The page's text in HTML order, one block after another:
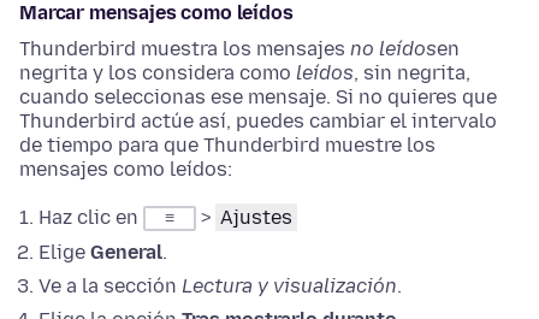
Marcar mensajes como leídos
Thunderbird muestra los mensajes no leídosen
negrita y los considera como leídos, sin negrita,
cuando seleccionas ese mensaje. Si no quieres que
Thunderbird actúe así, puedes cambiar el intervalo
de tiempo para que Thunderbird muestre los
mensajes como leídos:
Haz clic en ≡ > Ajustes
Elige General.
Ve a la sección Lectura y visualización.